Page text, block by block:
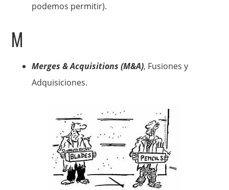
podemos permitir).
M
Merges & Acquisitions (M&A), Fusiones y
Adquisiciones.